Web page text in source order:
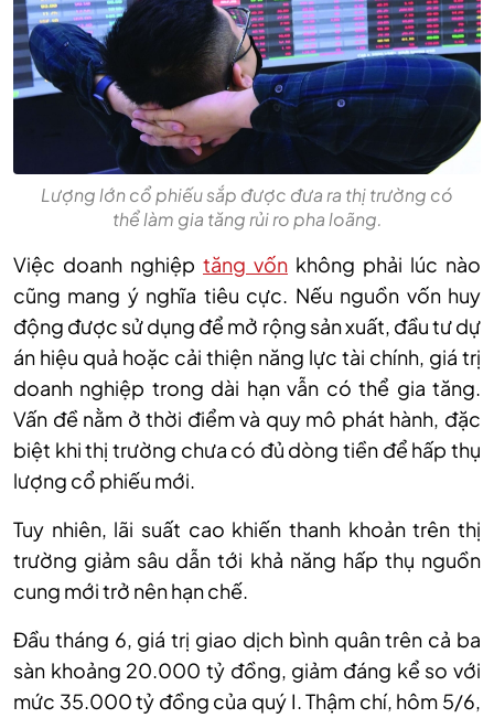
Lượng lớn cổ phiếu sắp được đưa ra thị trường có
thể làm gia tăng rủi ro pha loãng.
Việc doanh nghiệp tăng vốn không phải lúc nào
cũng mang ý nghĩa tiêu cực. Nếu nguồn vốn huy
động được sử dụng để mở rộng sản xuất, đầu tư dự
án hiệu quả hoặc cải thiện năng lực tài chính, giá trị
doanh nghiệp trong dài hạn vẫn có thể gia tăng.
Vấn đề nằm ở thời điểm và quy mô phát hành, đặc
biệt khi thị trường chưa có đủ dòng tiền để hấp thụ
lượng cổ phiếu mới.
Tuy nhiên, lãi suất cao khiến thanh khoảntrên thị
trường giảm sâu dẫn tới khả năng hấp thụ nguồn
cung mới trở nên hạn chế.
Đầu tháng 6, giá trị giao dịch bình quân trên cả ba
sàn khoảng 20.000 tỷ đồng, giảm đáng kể so với
mức 35.000 tỷ đồng của quý I. Thậm chí, hôm 5/6,